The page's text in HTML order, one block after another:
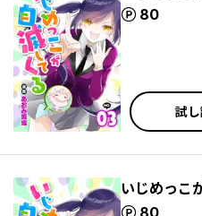
80
ポイント
試
いじめっこ